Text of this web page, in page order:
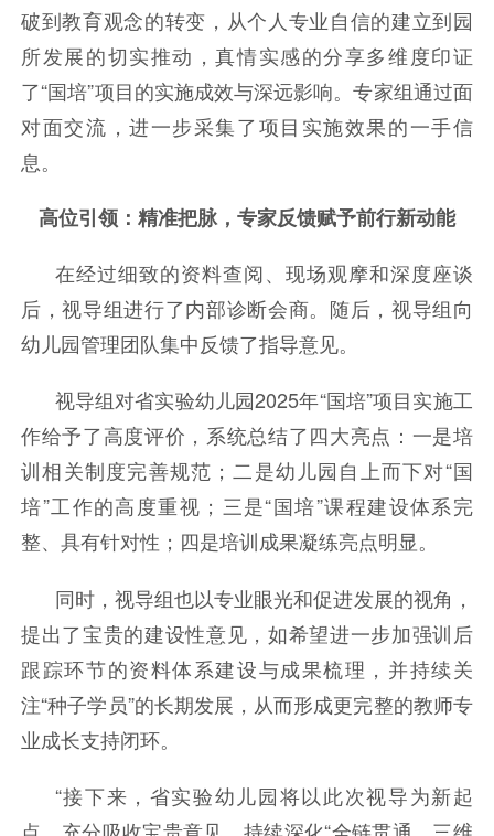
破到教育观念的转变，从个人专业自信的建立到园
所发展的切实推动，真情实感的分享多维度印证
了“国培”项目的实施成效与深远影响。专家组通过面
对面交流，进一步采集了项目实施效果的一手信
息。
高位引领：精准把脉，专家反馈赋予前行新动能
在经过细致的资料查阅、现场观摩和深度座谈
后，视导组进行了内部诊断会商。随后，视导组向
幼儿园管理团队集中反馈了指导意见。
视导组对省实验幼儿园2025年“国培”项目实施工
作给予了高度评价，系统总结了四大亮点：一是培
训相关制度完善规范；二是幼儿园自上而下对“国
培”工作的高度重视；三是“国培”课程建设体系完
整、具有针对性；四是培训成果凝练亮点明显。
同时，视导组也以专业眼光和促进发展的视角，
提出了宝贵的建设性意见，如希望进一步加强训后
跟踪环节的资料体系建设与成果梳理，并持续关
注“种子学员”的长期发展，从而形成更完整的教师专
业成长支持闭环。
“接下来，省实验幼儿园将以此次视导为新起
点，充分吸收宝贵意见，持续深化“全链贯通、三维